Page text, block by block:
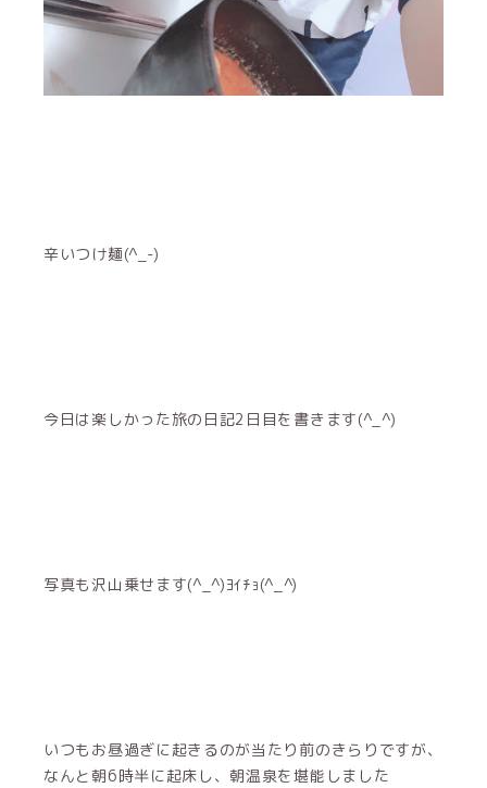
辛いつけ麺(^_-)
今日は楽しかった旅の日記2日目を書きます(^_^)
写真も沢山乗せます(^_^)ﾖｲﾁｮ(^_^)
いつもお昼過ぎに起きるのが当たり前のきらりですが、
なんと朝6時半に起床し、朝温泉を堪能しました